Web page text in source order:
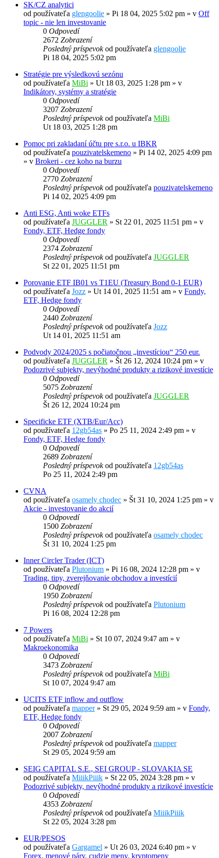
SK/CZ analytici
od používateľa glengoolie » Pi 18 04, 2025 5:02 pm » v Off
topic - nie len investovanie
0 Odpovedí
2672 Zobrazení
Posledný príspevokod používateľa glengoolie
Pi 18 04, 2025 5:02 pm
Stratégie pre výsledkovú sezónu
od používateľa MiBi » Ut 18 03, 2025 1:28 pm » v
Indikátory, systémy a stratégie
0 Odpovedí
3207 Zobrazení
Posledný príspevokod používateľa MiBi
Ut 18 03, 2025 1:28 pm
Pomoc pri zakladaní účtu pre s.r.o. u IBKR
od používateľa pouzivatelskemeno » Pi 14 02, 2025 4:09 pm
» v Brokeri - cez koho na burzu
0 Odpovedí
2770 Zobrazení
Posledný príspevokod používateľa pouzivatelskemeno
Pi 14 02, 2025 4:09 pm
Anti ESG, Anti woke ETFs
od používateľa JUGGLER » St 22 01, 2025 11:51 pm » v
Fondy, ETF, Hedge fondy
0 Odpovedí
2374 Zobrazení
Posledný príspevokod používateľa JUGGLER
St 22 01, 2025 11:51 pm
Porovanie ETF IB01 vs T1EU (Treasury Bond 0-1 EUR)
od používateľa Jozz » Ut 14 01, 2025 11:51 am » v Fondy,
ETF, Hedge fondy
0 Odpovedí
2440 Zobrazení
Posledný príspevokod používateľa Jozz
Ut 14 01, 2025 11:51 am
Podvody 2024/2025 s počiatočnou „investíciou“ 250 eur.
od používateľa JUGGLER » Št 26 12, 2024 10:24 pm » v
Podozrivé subjekty, nevýhodné produkty a rizikové investície
0 Odpovedí
5075 Zobrazení
Posledný príspevokod používateľa JUGGLER
Št 26 12, 2024 10:24 pm
Specificke ETF (XTB/Eur/Acc)
od používateľa 12gb54as » Po 25 11, 2024 2:49 pm » v
Fondy, ETF, Hedge fondy
0 Odpovedí
2689 Zobrazení
Posledný príspevokod používateľa 12gb54as
Po 25 11, 2024 2:49 pm
CVNA
od používateľa osamely chodec » Št 31 10, 2024 1:25 pm » v
Akcie - investovanie do akcií
0 Odpovedí
1500 Zobrazení
Posledný príspevokod používateľa osamely chodec
Št 31 10, 2024 1:25 pm
Inner Circler Trader (ICT)
od používateľa Plutonium » Pi 16 08, 2024 12:28 pm » v
Trading, tipy, zverejňovanie obchodov a investícií
0 Odpovedí
1950 Zobrazení
Posledný príspevokod používateľa Plutonium
Pi 16 08, 2024 12:28 pm
7 Powers
od používateľa MiBi » St 10 07, 2024 9:47 am » v
Makroekonomika
0 Odpovedí
3473 Zobrazení
Posledný príspevokod používateľa MiBi
St 10 07, 2024 9:47 am
UCITS ETF inflow and outflow
od používateľa mapper» St 29 05, 2024 9:59 am » v Fondy,
ETF, Hedge fondy
0 Odpovedí
2007 Zobrazení
Posledný príspevokod používateľa mapper
St 29 05, 2024 9:59 am
SEIG CAPITAL S.E., SEI GROUP - SLOVAKIA SE
od používateľa MiiikPiiik » St 22 05, 2024 3:28 pm » v
Podozrivé subjekty, nevýhodné produkty a rizikové investície
0 Odpovedí
4353 Zobrazení
Posledný príspevokod používateľa MiiikPiiik
St 22 05, 2024 3:28 pm
EUR/PESOS
od používateľa Gargamel » Ut 26 03, 2024 6:40 pm » v
Forex, menové páry, cudzie meny, kryptomeny